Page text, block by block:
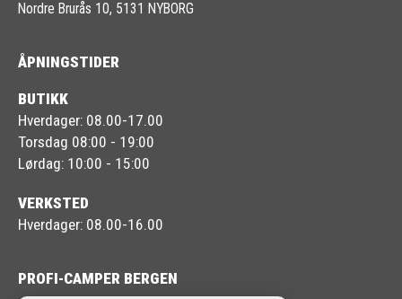
Nordre Brurås 10, 5131 NYBORG
ÅPNINGSTIDER
BUTIKK
Hverdager: 08.00-17.00
Torsdag 08:00 - 19:00
Lørdag: 10:00 - 15:00
VERKSTED
Hverdager: 08.00-16.00
PROFI-CAMPER BERGEN